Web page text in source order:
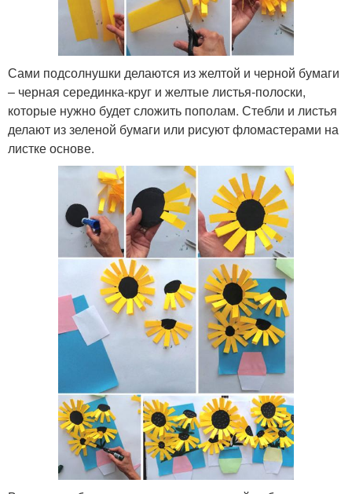
Сами подсолнушки делаются из желтой и черной бумаги
– черная серединка-круг и желтые листья-полоски,
которые нужно будет сложить пополам. Стебли и листья
делают из зеленой бумаги или рисуют фломастерами на
листке основе.